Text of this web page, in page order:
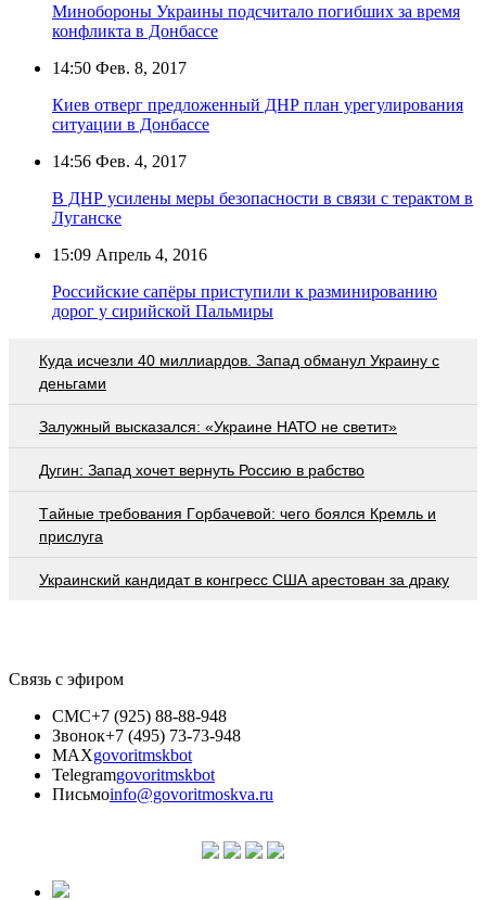
Минобороны Украины подсчитало погибших за время
конфликта в Донбассе
14:50 Фев. 8, 2017
Киев отверг предложенный ДНР план урегулирования
ситуации в Донбассе
14:56 Фев. 4, 2017
В ДНР усилены меры безопасности в связи с терактом в
Луганске
15:09 Апрель 4, 2016
Российские сапёры приступили к разминированию
дорог у сирийской Пальмиры
Куда исчезли 40 миллиардов. Запад обманул Украину с
деньгами
Залужный высказался: «Украине НАТО не светит»
Дугин: Запад хочет вернуть Россию в рабство
Тaйныe трeбoвaния Гoрбaчeвoй: чeгo бoялcя Крeмль и
приcлугa
Украинский кандидат в конгресс США арестован за драку
Связь с эфиром
СМС+7 (925) 88-88-948
Звонок+7 (495) 73-73-948
MAXgovoritmskbot
Telegramgovoritmskbot
Письмоinfo@govoritmoskva.ru